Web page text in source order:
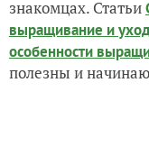
знакомцах. Статьи
выращивание и
особенности
полезны и